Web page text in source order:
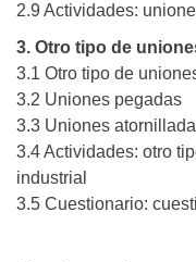
2.9 Actividades:
3. Otro tipo de
3.1 Otro tipo de
3.2 Uniones pegadas
3.3 Uniones
3.4 Actividades: otro
industrial
3.5 Cuestionario: